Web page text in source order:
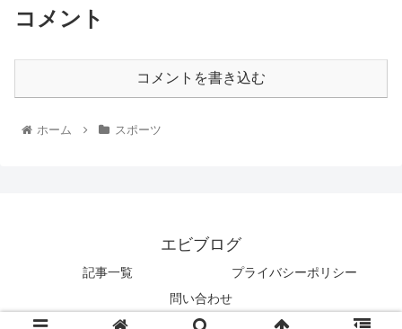
コメント
コメントを書き込む
ホーム スポーツ
エビブログ
記事一覧
プライバシーポリシー
問い合わせ